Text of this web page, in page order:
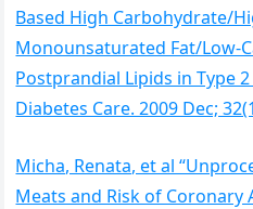
Based High Carbohydrate/
Monounsaturated Fat/Low-
Postprandial Lipids in Type
Diabetes Care. 2009 Dec;
Micha, Renata, et al
Meats and Risk of Coronary